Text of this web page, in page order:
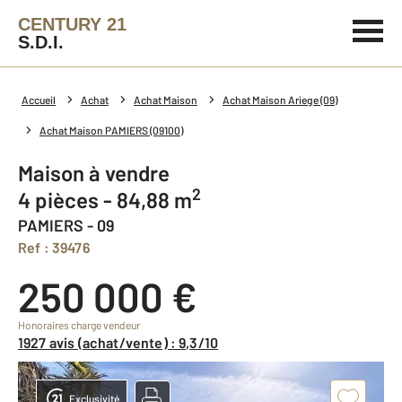
CENTURY 21
S.D.I.
Accueil Achat Achat Maison Achat Maison Ariege (09)
Achat Maison PAMIERS (09100)
Maison à vendre
4 pièces - 84,88 m2
PAMIERS - 09
Ref : 39476
250 000 €
Honoraires charge vendeur
1927 avis (achat/vente) : 9,3/10
Exclusivité